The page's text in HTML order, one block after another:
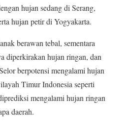
hujan sedang di Serang,
hujan petir di Yogyakarta.
berawan tebal, sementara
diperkirakan hujan ringan, dan
berpotensi mengalami hujan
Timur Indonesia seperti
mengalami hujan ringan
daerah.